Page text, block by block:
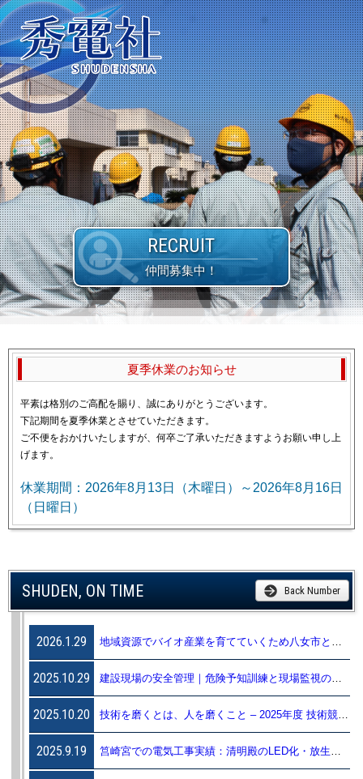
RECRUIT
仲間募集中！
夏季休業のお知らせ
平素は格別のご高配を賜り、誠にありがとうございます。
下記期間を夏季休業とさせていただきます。
ご不便をおかけいたしますが、何卒ご了承いただきますようお願い申し上
げます。
休業期間：2026年8月13日（木曜日）～2026年8月16日
（日曜日）
SHUDEN, ON TIME Back Number
2026.1.29 地域資源でバイオ産業を育てていくため八女市と連携協定を締結しました
2025.10.29 建設現場の安全管理｜危険予知訓練と現場監視の実践事例 – 第4回合同安全パトロール –
2025.10.20 技術を磨くとは、人を磨くこと – 2025年度 技術競技大会レポート –
2025.9.19 筥崎宮での電気工事実績：清明殿のLED化・放生会詰所整備・楼門拝殿ライトアップ